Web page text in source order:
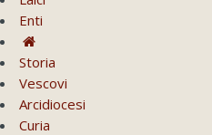
Enti
Storia
Vescovi
Arcidiocesi
Curia